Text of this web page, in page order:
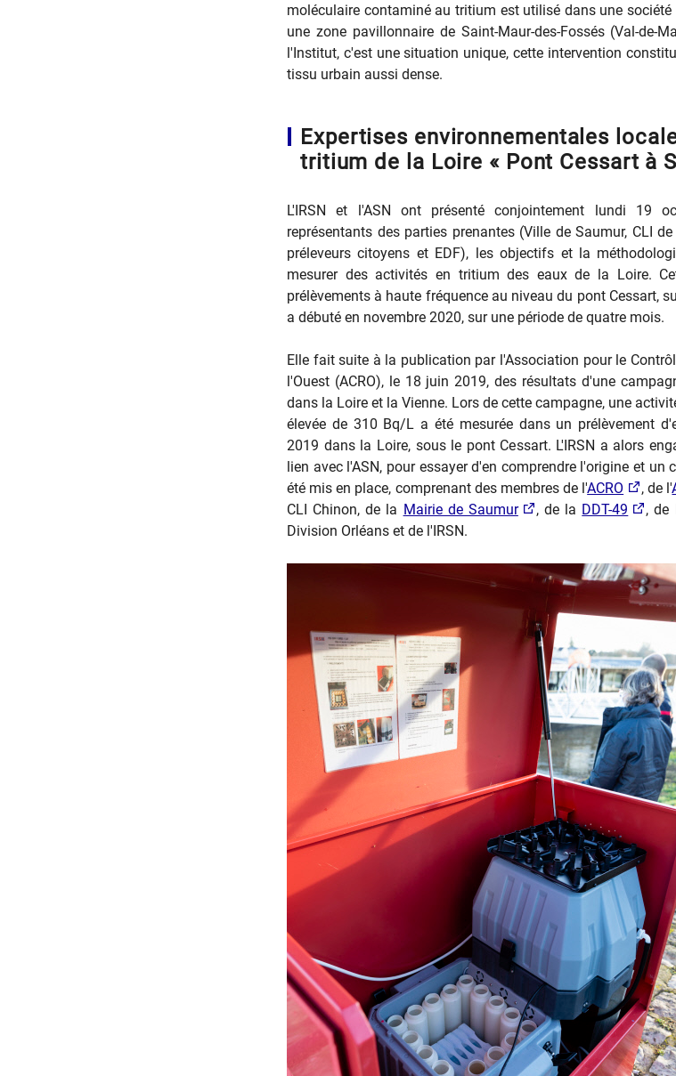
moléculaire contaminé au tritium est utilisé dans une
une zone pavillonnaire de Saint-Maur-des-Fossés (Val-de-
l'Institut, c'est une situation unique, cette intervention
tissu urbain aussi dense.
Expertises environnementales
tritium de la Loire « Pont Cessart à
L'IRSN et l'ASN ont présenté conjointement lundi 19
représentants des parties prenantes (Ville de Saumur, CLI de
préleveurs citoyens et EDF), les objectifs et la
mesurer des activités en tritium des eaux de la Loire.
prélèvements à haute fréquence au niveau du pont Cessart,
a débuté en novembre 2020, sur une période de quatre mois.
Elle fait suite à la publication par l'Association pour le
l'Ouest (ACRO), le 18 juin 2019, des résultats d'une
dans la Loire et la Vienne. Lors de cette campagne, une
élevée de 310 Bq/L a été mesurée dans un prélèvement
2019 dans la Loire, sous le pont Cessart. L'IRSN a alors
lien avec l'ASN, pour essayer d'en comprendre l'origine et un
été mis en place, comprenant des membres de l'ACRO , de l'
CLI Chinon, de la Mairie de Saumur , de la DDT-49 , de
Division Orléans et de l'IRSN.